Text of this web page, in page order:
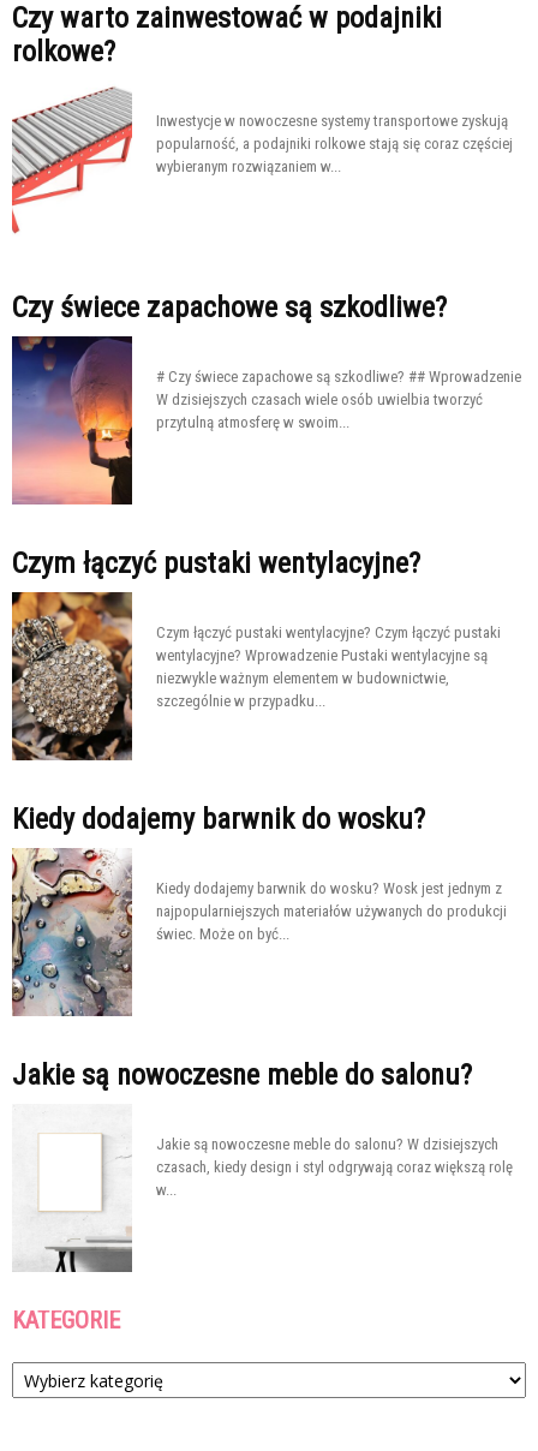
Czy warto zainwestować w podajniki
rolkowe?
Inwestycje w nowoczesne systemy transportowe zyskują
popularność, a podajniki rolkowe stają się coraz częściej
wybieranym rozwiązaniem w...
Czy świece zapachowe są szkodliwe?
# Czy świece zapachowe są szkodliwe? ## Wprowadzenie
W dzisiejszych czasach wiele osób uwielbia tworzyć
przytulną atmosferę w swoim...
Czym łączyć pustaki wentylacyjne?
Czym łączyć pustaki wentylacyjne? Czym łączyć pustaki
wentylacyjne? Wprowadzenie Pustaki wentylacyjne są
niezwykle ważnym elementem w budownictwie,
szczególnie w przypadku...
Kiedy dodajemy barwnik do wosku?
Kiedy dodajemy barwnik do wosku? Wosk jest jednym z
najpopularniejszych materiałów używanych do produkcji
świec. Może on być...
Jakie są nowoczesne meble do salonu?
Jakie są nowoczesne meble do salonu? W dzisiejszych
czasach, kiedy design i styl odgrywają coraz większą rolę
w...
KATEGORIE
Kategorie